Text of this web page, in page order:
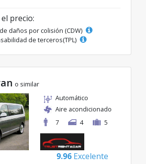
precio:
daños por colisión (CDW)
de terceros(TPL)
o similar
Automático
Aire acondicionado
7
4 5
9.96 Excelente